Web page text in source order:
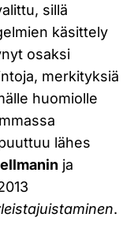
sillä
käsittely
osaksi
merkityksiä
huomiolle
lähes
ja
.